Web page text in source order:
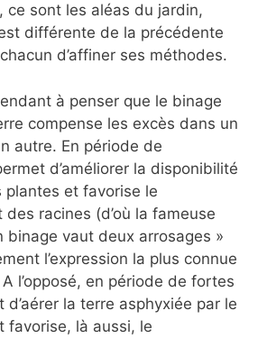
ce sont les aléas du jardin,
différente de la précédente
d’affiner ses méthodes.
à penser que le binage
compense les excès dans un
autre. En période de
d’améliorer la disponibilité
plantes et favorise le
racines (d’où la fameuse
binage vaut deux arrosages »
l’expression la plus connue
l’opposé, en période de fortes
d’aérer la terre asphyxiée par le
favorise, là aussi, le